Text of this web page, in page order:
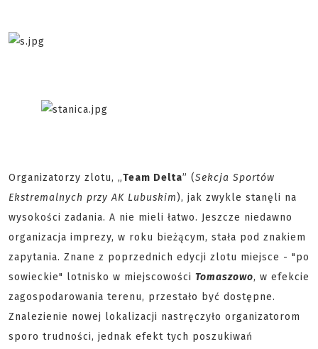
Organizatorzy zlotu, „Team Delta” (Sekcja Sportów
Ekstremalnych przy AK Lubuskim), jak zwykle stanęli na
wysokości zadania. A nie mieli łatwo. Jeszcze niedawno
organizacja imprezy, w roku bieżącym, stała pod znakiem
zapytania. Znane z poprzednich edycji zlotu miejsce - "po
sowieckie" lotnisko w miejscowości Tomaszowo, w efekcie
zagospodarowania terenu, przestało być dostępne.
Znalezienie nowej lokalizacji nastręczyło organizatorom
sporo trudności, jednak efekt tych poszukiwań